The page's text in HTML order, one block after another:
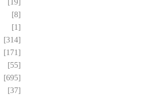
[19]
[8]
[1]
[314]
[171]
[55]
[695]
[37]